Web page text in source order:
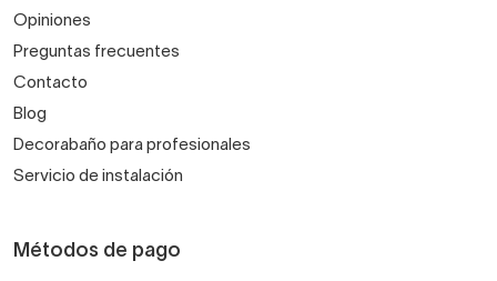
Opiniones
Preguntas frecuentes
Contacto
Blog
Decorabaño para profesionales
Servicio de instalación
Métodos de pago